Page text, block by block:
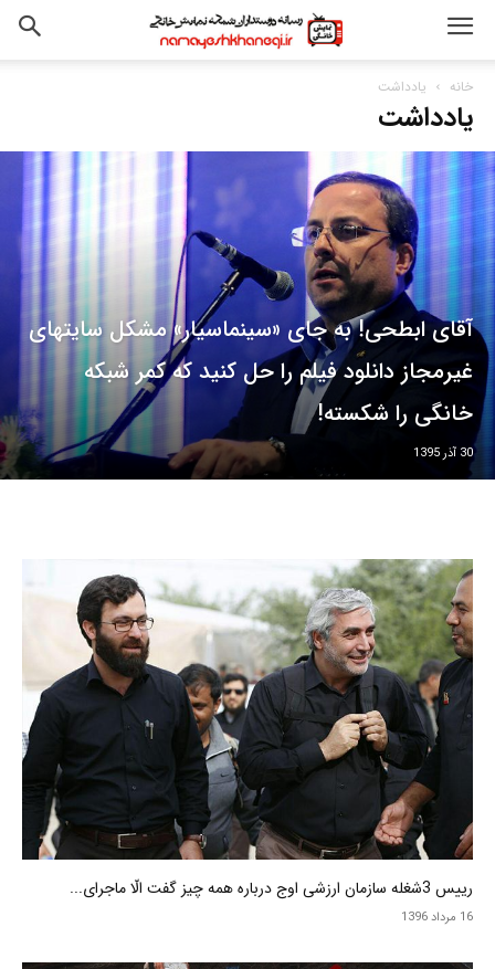
خانه یادداشت
یادداشت
آقای ابطحی! به جای «سینماسیار» مشکل سایتهای
غیرمجاز دانلود فیلم را حل کنید که کمر شبکه
خانگی را شکسته!
30 آذر 1395
رییس 3شغله سازمان ارزشی اوج درباره همه چیز گفت الّا ماجرای...
16 مرداد 1396